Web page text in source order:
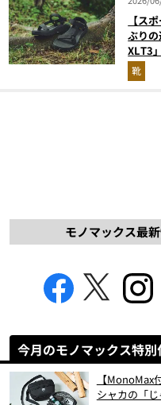
【ス
ぶり
XLT3
解説！
靴
モノマックス最
今月のモノマックス特別
【MonoMax
シャカの「